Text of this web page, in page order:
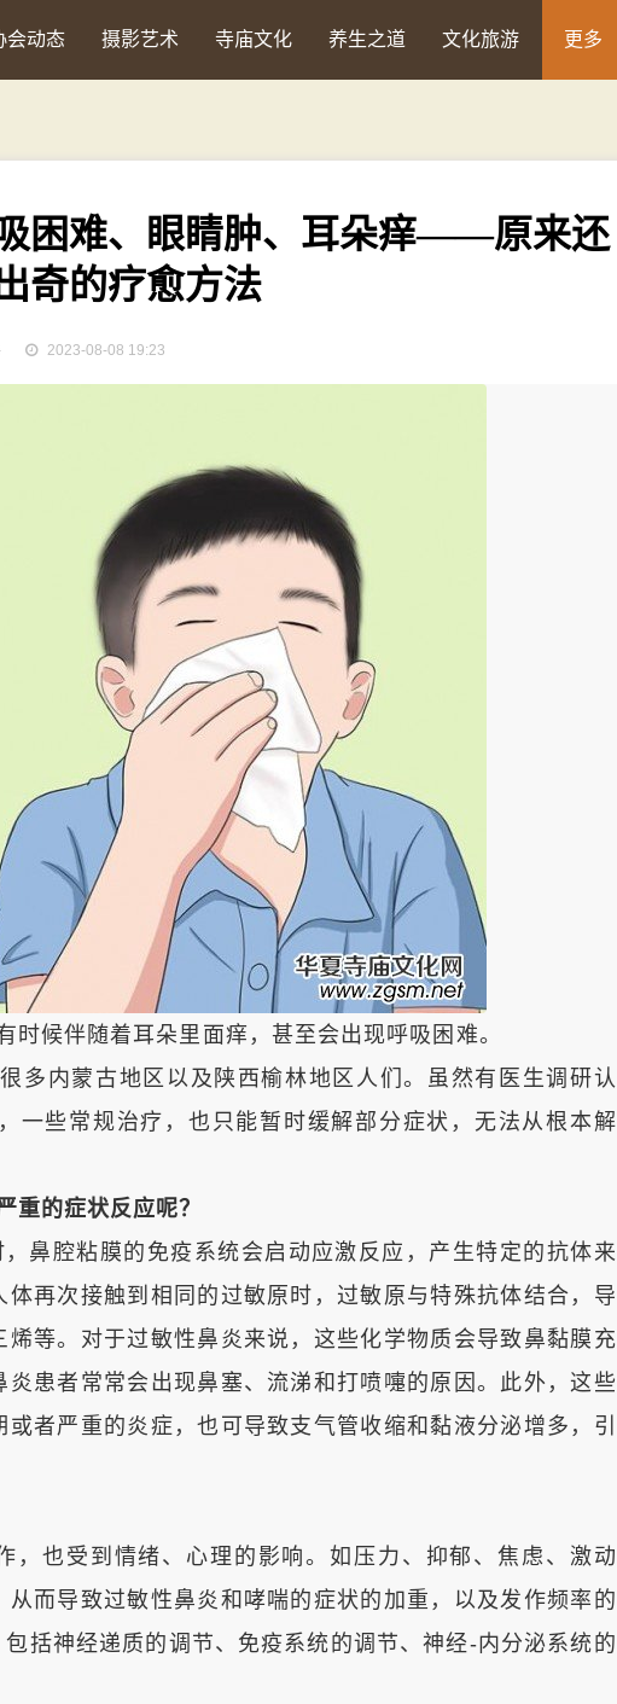
会动态 摄影艺术 寺庙文化 养生之道 文化旅游 更多
困难、眼睛肿、耳朵痒——原来还
奇的疗愈方法
2023-08-08 19:23
伴随着耳朵里面痒，甚至会出现呼吸困难。
内蒙古地区以及陕西榆林地区人们。虽然有医生调研认
一些常规治疗，也只能暂时缓解部分症状，无法从根本解
的症状反应呢？
腔粘膜的免疫系统会启动应激反应，产生特定的抗体来
再次接触到相同的过敏原时，过敏原与特殊抗体结合，导
等。对于过敏性鼻炎来说，这些化学物质会导致鼻黏膜充
患者常常会出现鼻塞、流涕和打喷嚏的原因。此外，这些
者严重的炎症，也可导致支气管收缩和黏液分泌增多，引
受到情绪、心理的影响。如压力、抑郁、焦虑、激动
而导致过敏性鼻炎和哮喘的症状的加重，以及发作频率的
括神经递质的调节、免疫系统的调节、神经-内分泌系统的